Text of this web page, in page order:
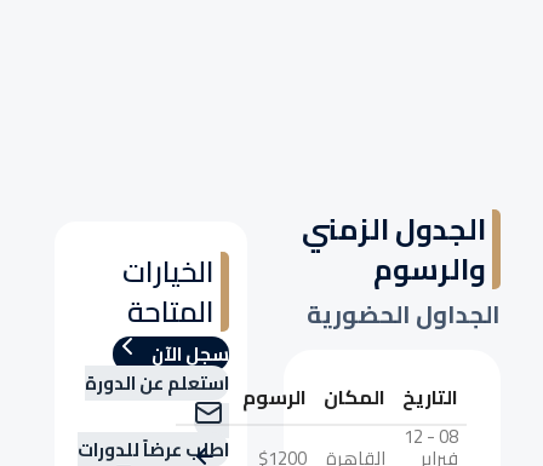
الخيارات
المتاحة
سجل الآن
استعلم عن الدورة
اطلب عرضاً للدورات
الجدول الزمني
والرسوم
الجداول الحضورية
التاريخ المكان الرسوم
08 - 12
فبراير القاهرة $1200